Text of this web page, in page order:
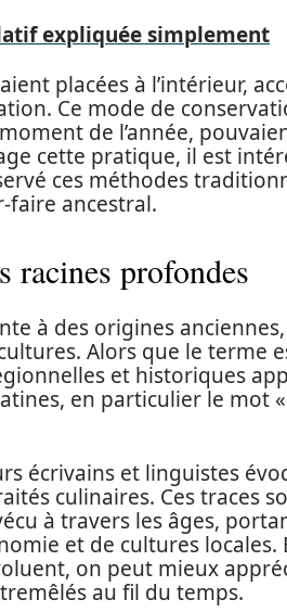
expliquée simplement
placées à l’intérieur,
Ce mode de
de l’année,
cette pratique, il est
ces méthodes
faire ancestral.
racines profondes
à des origines
Alors que le terme
et historiques
en particulier le mot
écrivains et linguistes
culinaires. Ces traces
à travers les âges,
et de cultures locales.
on peut mieux
au fil du temps.